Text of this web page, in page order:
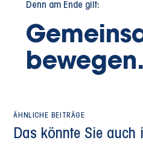
Denn am Ende gilt:
bewegen.
Das könnte Sie auch
ÄHNLICHE BEITRÄGE